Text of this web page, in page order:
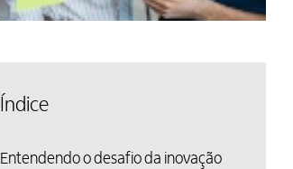
Índice
Entendendo o desafio da inovação